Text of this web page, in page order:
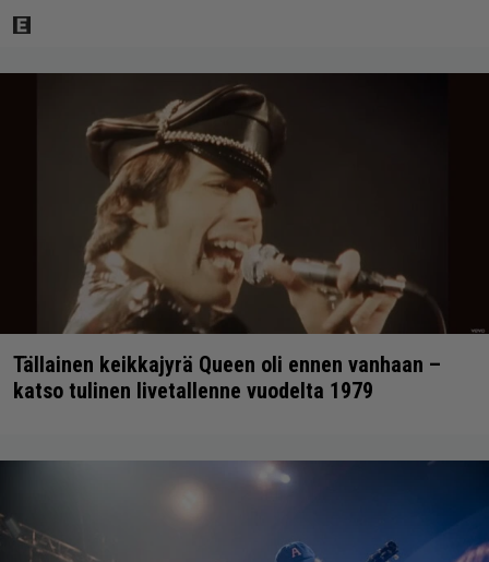
Tällainen keikkajyrä Queen oli ennen vanhaan –
katso tulinen livetallenne vuodelta 1979